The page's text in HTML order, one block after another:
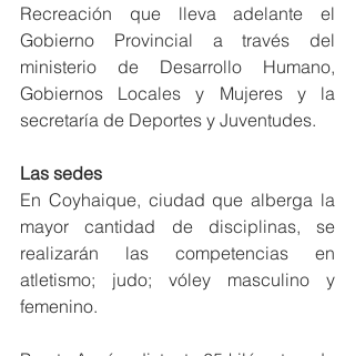
Recreación que lleva adelante el
Gobierno Provincial a través del
ministerio de Desarrollo Humano,
Gobiernos Locales y Mujeres y la
secretaría de Deportes y Juventudes.
Las sedes
En Coyhaique, ciudad que alberga la
mayor cantidad de disciplinas, se
realizarán las competencias en
atletismo; judo; vóley masculino y
femenino.